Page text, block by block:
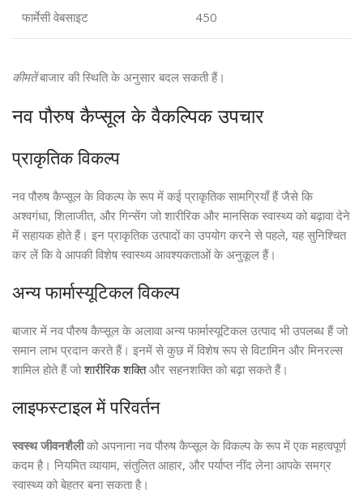
फार्मेसी वेबसाइट 450
कीमतेंबाजार की स्थिति के अनुसार बदल सकती हैं।
नव पौरुष कैप्सूल के वैकल्पिक उपचार
प्राकृतिक विकल्प
नव पौरुष कैप्सूल के विकल्प के रूप में कई प्राकृतिक सामग्रियाँ हैं जैसे कि
अश्वगंधा, शिलाजीत, और गिन्सेंग जो शारीरिक और मानसिक स्वास्थ्य को बढ़ावा देने
में सहायक होते हैं। इन प्राकृतिक उत्पादों का उपयोग करने से पहले, यह सुनिश्चित
कर लें कि वे आपकी विशेष स्वास्थ्य आवश्यकताओं के अनुकूल हैं।
अन्य फार्मास्यूटिकल विकल्प
बाजार में नव पौरुष कैप्सूल के अलावा अन्य फार्मास्यूटिकल उत्पाद भी उपलब्ध हैं जो
समान लाभ प्रदान करते हैं। इनमें से कुछ में विशेष रूप से विटामिन और मिनरल्स
शामिल होते हैं जोशारीरिक शक्तिऔर सहनशक्ति को बढ़ा सकते हैं।
लाइफस्टाइल में परिवर्तन
स्वस्थ जीवनशैलीको अपनाना नव पौरुष कैप्सूल के विकल्प के रूप में एक महत्वपूर्ण
कदम है। नियमित व्यायाम, संतुलित आहार, और पर्याप्त नींद लेना आपके समग्र
स्वास्थ्य को बेहतर बना सकता है।